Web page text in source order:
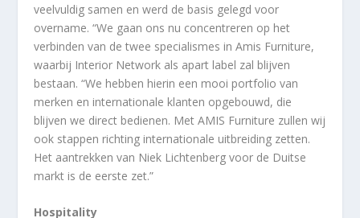
veelvuldig samen en werd de basis gelegd voor
overname. “We gaan ons nu concentreren op het
verbinden van de twee specialismes in Amis Furniture,
waarbij Interior Network als apart label zal blijven
bestaan. “We hebben hierin een mooi portfolio van
merken en internationale klanten opgebouwd, die
blijven we direct bedienen. Met AMIS Furniture zullen wij
ook stappen richting internationale uitbreiding zetten.
Het aantrekken van Niek Lichtenberg voor de Duitse
markt is de eerste zet.”
Hospitality